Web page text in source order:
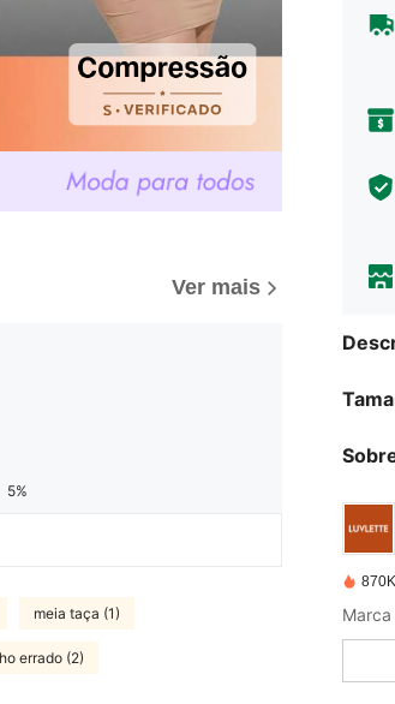
Ver mais
5%
meia taça (1)
errado (2)